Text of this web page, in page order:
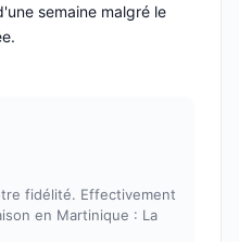
semaine malgré le
fidélité. Effectivement
en Martinique : La